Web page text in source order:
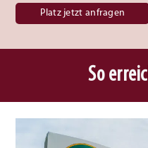
Platz jetzt anfragen
So